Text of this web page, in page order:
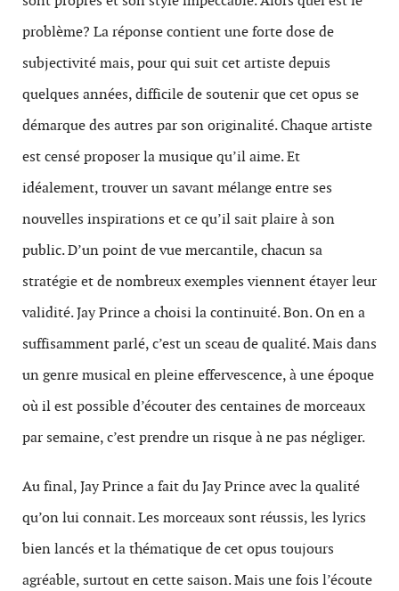
problème? La réponse contient une forte dose de
subjectivité mais, pour qui suit cet artiste depuis
quelques années, difficile de soutenir que cet opus se
démarque des autres par son originalité. Chaque artiste
est censé proposer la musique qu’il aime. Et
idéalement, trouver un savant mélange entre ses
nouvelles inspirations et ce qu’il sait plaire à son
public. D’un point de vue mercantile, chacun sa
stratégie et de nombreux exemples viennent étayer leur
validité. Jay Prince a choisi la continuité. Bon. On en a
suffisamment parlé, c’est un sceau de qualité. Mais dans
un genre musical en pleine effervescence, à une époque
où il est possible d’écouter des centaines de morceaux
par semaine, c’est prendre un risque à ne pas négliger.
Au final, Jay Prince a fait du Jay Prince avec la qualité
qu’on lui connait. Les morceaux sont réussis, les lyrics
bien lancés et la thématique de cet opus toujours
agréable, surtout en cette saison. Mais une fois l’écoute